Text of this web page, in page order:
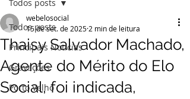
Todos posts
Principais Notícias
Gravações
Porto Velho
Todos posts
Thaisy Salvador Machado,
Agente do Mérito do Elo
Social, foi indicada,
webelosocial
15 de set. de 2025 2 min de leitura